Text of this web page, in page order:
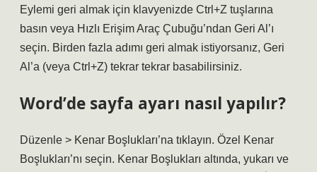
Eylemi geri almak için klavyenizde Ctrl+Z tuşlarına
basın veya Hızlı Erişim Araç Çubuğu’ndan Geri Al’ı
seçin. Birden fazla adımı geri almak istiyorsanız, Geri
Al’a (veya Ctrl+Z) tekrar tekrar basabilirsiniz.
Word’de sayfa ayarı nasıl yapılır?
Düzenle > Kenar Boşlukları’na tıklayın. Özel Kenar
Boşlukları’nı seçin. Kenar Boşlukları altında, yukarı ve